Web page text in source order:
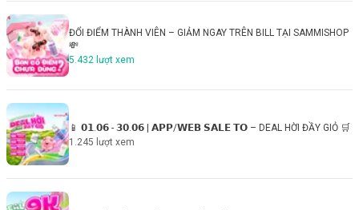
ĐỔI ĐIỂM THÀNH VIÊN – GIẢM NGAY TRÊN BILL TẠI SAMMISHOP
💸
5.432 lượt xem
📱 𝟬𝟭.𝟬𝟲 - 𝟯𝟬.𝟬𝟲 | 𝗔𝗣𝗣/𝗪𝗘𝗕 𝗦𝗔𝗟𝗘 𝗧𝗢 – DEAL HỜI ĐẦY GIỎ 🛒
1.245 lượt xem